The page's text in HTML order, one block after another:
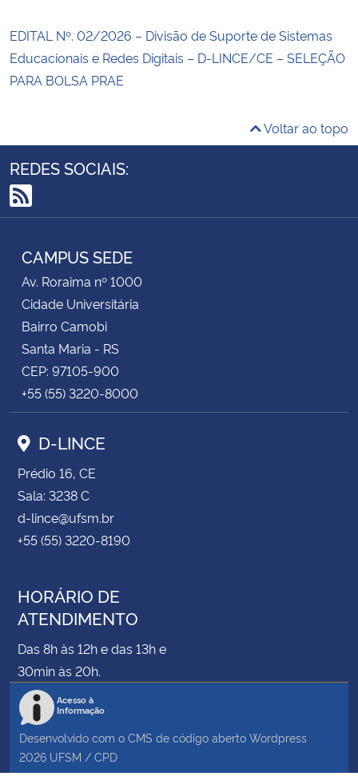
EDITAL Nº. 02/2026 – Divisão de Suporte de Sistemas
Educacionais e Redes Digitais – D-LINCE/CE – SELEÇÃO
PARA BOLSA PRAE
Voltar ao topo
REDES SOCIAIS:
RSS
CAMPUS SEDE
Av. Roraima nº 1000
Cidade Universitária
Bairro Camobi
Santa Maria - RS
CEP: 97105-900
+55 (55) 3220-8000
D-LINCE
Prédio 16, CE
Sala: 3238 C
d-lince@ufsm.br
+55 (55) 3220-8190
HORÁRIO DE
ATENDIMENTO
Das 8h às 12h e das 13h e
30min às 20h.
Acesso à
Informação
Desenvolvido com o CMS de código aberto Wordpress
2026 UFSM / CPD